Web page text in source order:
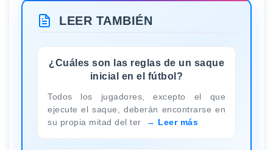
LEER TAMBIÉN
¿Cuáles son las reglas de un saque
inicial en el fútbol?
Todos los jugadores, excepto el que
ejecute el saque, deberán encontrarse en
su propia mitad del ter
Leer más